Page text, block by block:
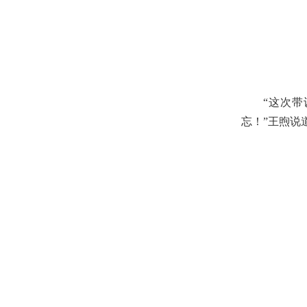
“这次带
忘！”王煦说